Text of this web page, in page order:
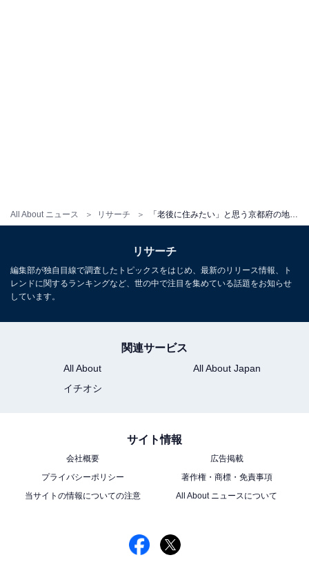
All About ニュース リサーチ
リサーチ
編集部が独自目線で調査したトピックスをはじめ、最新のリリース情報、ト
レンドに関するランキングなど、世の中で注目を集めている話題をお知らせ
しています。
関連サービス
All About
All About Japan
イチオシ
サイト情報
会社概要
広告掲載
プライバシーポリシー
著作権・商標・免責事項
当サイトの情報についての注意
All About ニュースについて